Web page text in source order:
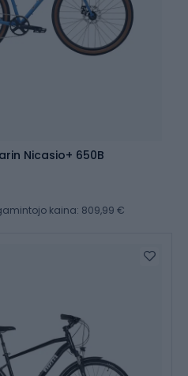
Nicasio+ 650B
kaina: 809,99 €